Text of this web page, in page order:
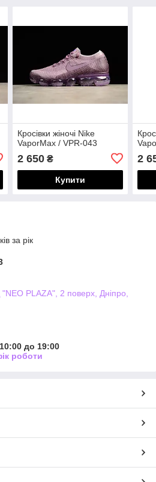
Кросівки жіночі Nike
VaporMax / VPR-043
2 650₴
Купити
2
за рік
PLAZA", 2 поверх, Дніпро,
до 19:00
роботи